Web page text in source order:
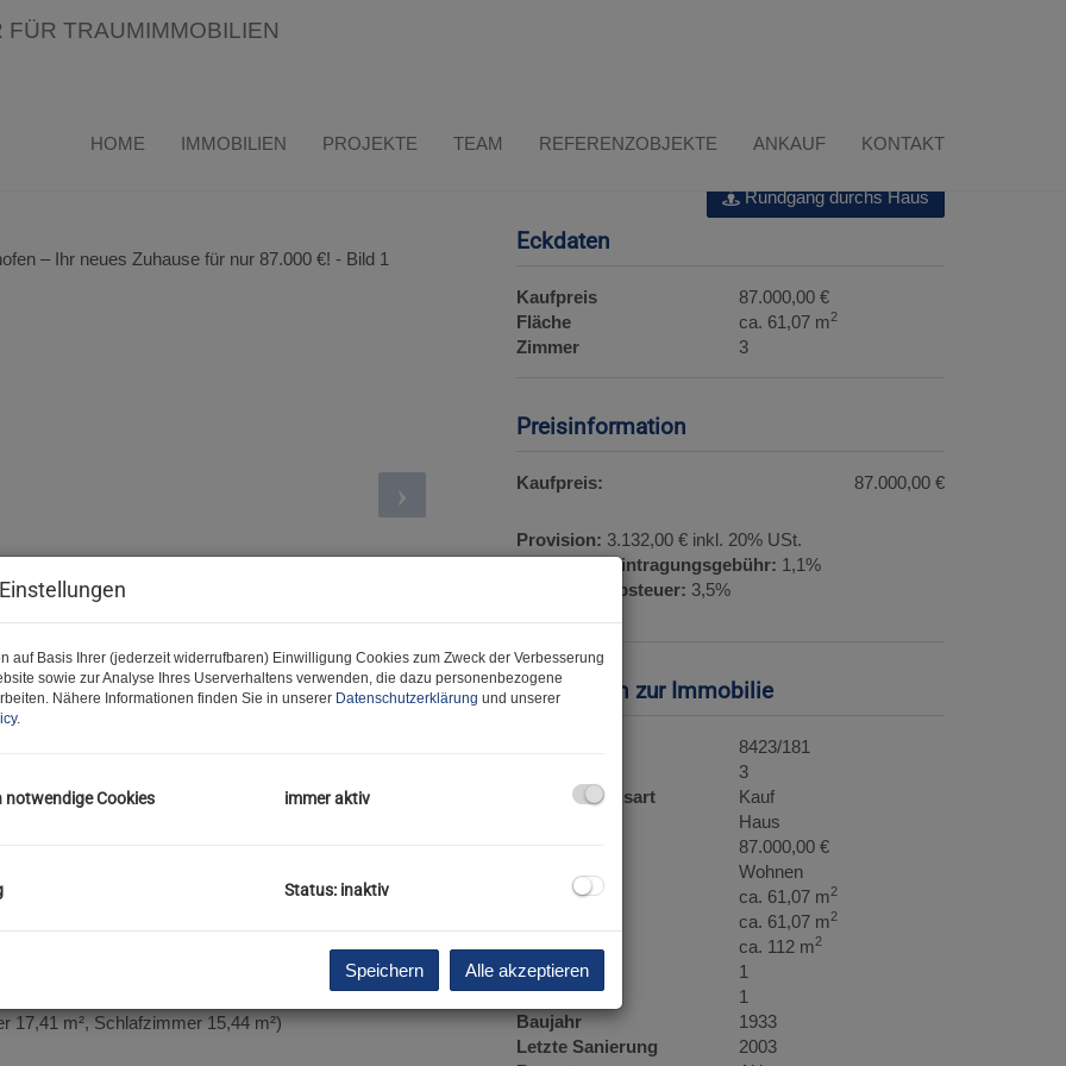
HOME IMMOBILIEN PROJEKTE TEAM REFERENZOBJEKTE ANKAUF KONTAKT
– Ihr neues Zuhause
:)
zu dürfen.
errichtet und besteht aus:
17,41 m², Schlafzimmer 15,44 m²)
Download Expose
Rundgang durchs Haus
Eckdaten
Kaufpreis
87.000,00 €
Fläche
ca. 61,07 m2
Zimmer 3
Preisinformation
Kaufpreis: 87.000,00 €
Provision: 3.132,00 € inkl. 20% USt.
Grundbucheintragungsgebühr: 1,1%
Grunderwerbsteuer: 3,5%
Basisdaten zur Immobilie
8423/181
3
Vermarktungsart
Kauf
Haus
87.000,00 €
Nutzungsart
Wohnen
ca. 61,07 m2
ca. 61,07 m2
Grundfläche ca. 112 m2
Bäder
1
WC
1
Baujahr
1933
Letzte Sanierung
2003
auf Basis Ihrer (jederzeit widerrufbaren) Einwilligung Cookies zum Zweck der Verbesserung
sowie zur Analyse Ihres Userverhaltens verwenden, die dazu personenbezogene
Nähere Informationen finden Sie in unserer Datenschutzerklärung und unserer
.
notwendige Cookies immer aktiv
Status: inaktiv
Speichern Alle akzeptieren